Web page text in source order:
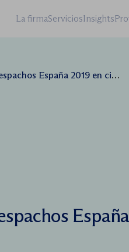
La firmaServiciosInsights
España 2019 en cifras